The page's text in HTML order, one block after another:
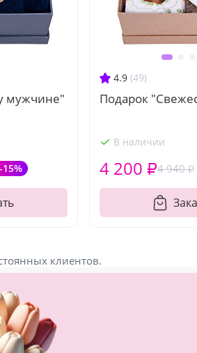
мужчине"
-15%
4.9 (49)
Подарок
В наличии
4 940 ₽
4 200 ₽
клиентов.